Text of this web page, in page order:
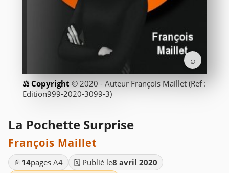
⌕
© 2020 - Auteur François Maillet (Ref :
Edition999-2020-3099-3)
La Pochette Surprise
François Maillet
📄 14pages A4 🗓️ Publié le8 avril 2020